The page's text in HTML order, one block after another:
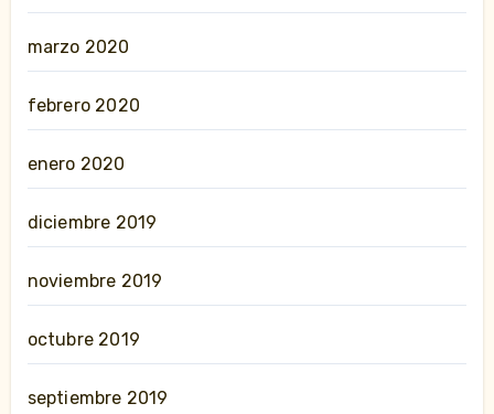
marzo 2020
febrero 2020
enero 2020
diciembre 2019
noviembre 2019
octubre 2019
septiembre 2019